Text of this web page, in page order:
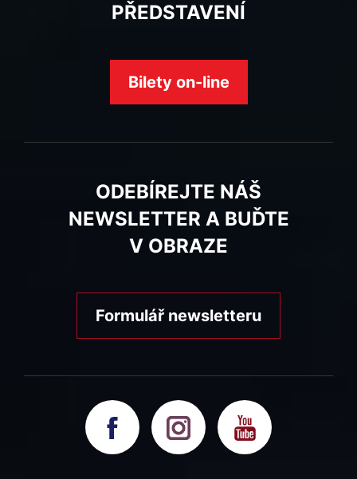
PŘEDSTAVENÍ
Bilety on-line
ODEBÍREJTE NÁŠ
NEWSLETTER A BUĎTE
V OBRAZE
Formulář newsletteru